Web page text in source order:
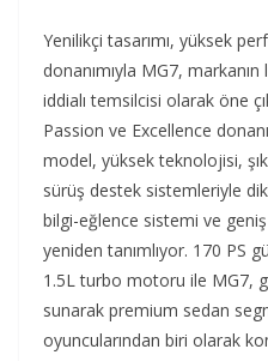
Yenilikçi tasarımı, yüksek
donanımıyla MG7,
iddialı temsilcisi olarak öne
Passion ve Excellence
model, yüksek teknolojisi,
sürüş destek sistemleriyle
bilgi-eğlence sistemi ve
yeniden tanımlıyor. 170 PS
1.5L turbo motoru ile MG7,
sunarak premium sedan
oyuncularından biri olarak